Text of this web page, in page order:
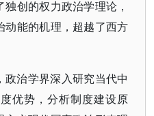
创的权力政治学理论，
动能的机理，超越了西方
政治学界深入研究当代中
优势，分析制度建设原